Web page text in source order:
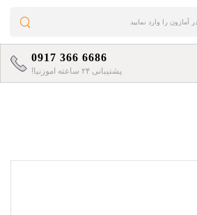
0917 366 6686
پشتیبانی ۲۴ ساعته اموزنیا!